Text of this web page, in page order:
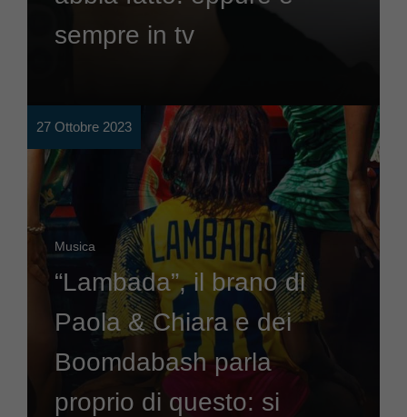
sempre in tv
27 Ottobre 2023
Musica
“Lambada”, il brano di
Paola & Chiara e dei
Boomdabash parla
proprio di questo: si